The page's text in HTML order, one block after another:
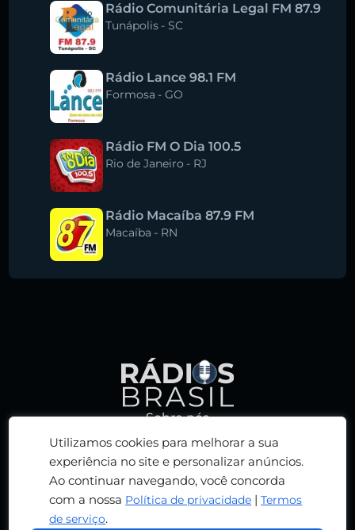
Utilizamos cookies para melhorar a sua
experiência no site e personalizar anúncios.
Ao continuar navegando, você concorda
com a nossa Política de privacidade |Termos
de serviço.
Rádio Comunitária Legal FM 87.9
Tunápolis - SC
Rádio Lance 98.1 FM
Formosa -GO
Rádio FM O Dia 100.5
Rio de Janeiro - RJ
Rádio Macaíba 87.9 FM
Macaíba - RN
Sobre nós
Política de privacidade
Termos de serviço
Adicionar rádio
Contato
© 2026 RÁDIOS BRASIL. TODOS OS DIREITOS